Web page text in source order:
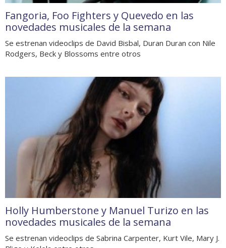
Fangoria, Foo Fighters y Quevedo en las
novedades musicales de la semana
Se estrenan videoclips de David Bisbal, Duran Duran con Nile
Rodgers, Beck y Blossoms entre otros
Holly Humberstone y Manuel Turizo en las
novedades musicales de la semana
Se estrenan videoclips de Sabrina Carpenter, Kurt Vile, Mary J.